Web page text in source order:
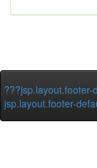
jsp.layout.footer-